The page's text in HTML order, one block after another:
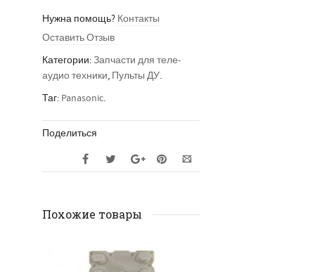
Нужна помощь? Контакты
Оставить Отзыв
Категории:Запчасти для теле-
аудио техники, Пульты ДУ.
Таг: Panasonic.
Поделиться
Похожие товары